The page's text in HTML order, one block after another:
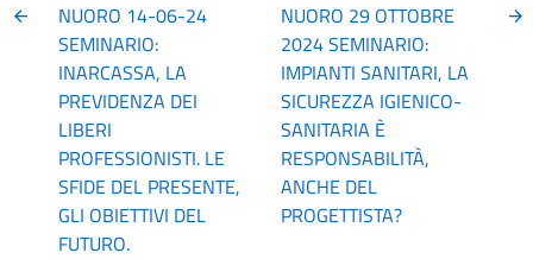
NUORO 14-06-24
SEMINARIO:
INARCASSA, LA
PREVIDENZA DEI
LIBERI
PROFESSIONISTI. LE
SFIDE DEL PRESENTE,
GLI OBIETTIVI DEL
FUTURO.
NUORO 29 OTTOBRE
2024 SEMINARIO:
IMPIANTI SANITARI, LA
SICUREZZA IGIENICO-
SANITARIA È
RESPONSABILITÀ,
ANCHE DEL
PROGETTISTA?